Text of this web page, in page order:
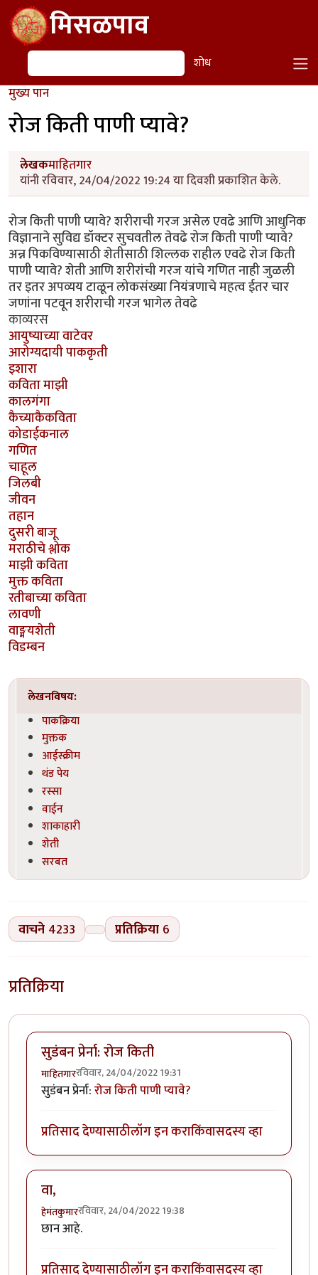
Skip to main contentमिसळपाव
शोध शोध
मुख्य पान
रोज किती पाणी प्यावे?
लेखकमाहितगार
यांनी रविवार, 24/04/2022 19:24 या दिवशी प्रकाशित केले.
रोज किती पाणी प्यावे? शरीराची गरज असेल एवढे आणि आधुनिक
विज्ञानाने सुविद्य डॉक्टर सुचवतील तेवढे रोज किती पाणी प्यावे?
अन्न पिकविण्यासाठी शेतीसाठी शिल्लक राहील एवढे रोज किती
पाणी प्यावे? शेती आणि शरीरांची गरज यांचे गणित नाही जुळली
तर इतर अपव्यय टाळून लोकसंख्या नियंत्रणाचे महत्व ईतर चार
जणांना पटवून शरीराची गरज भागेल तेवढे
काव्यरस
आयुष्याच्या वाटेवर
आरोग्यदायी पाककृती
इशारा
कविता माझी
कालगंगा
कैच्याकैकविता
कोडाईकनाल
गणित
चाहूल
जिलबी
जीवन
तहान
दुसरी बाजू
मराठीचे श्लोक
माझी कविता
मुक्त कविता
रतीबाच्या कविता
लावणी
वाङ्मयशेती
विडम्बन
लेखनविषय:
पाकक्रिया
मुक्तक
आईस्क्रीम
थंड पेय
रस्सा
वाईन
शाकाहारी
शेती
सरबत
वाचने 4233 प्रतिक्रिया 6
प्रतिक्रिया
सुडंबन प्रेर्ना: रोज किती
माहितगाररविवार, 24/04/2022 19:31
सुडंबन प्रेर्ना:रोज किती पाणी प्यावे?
प्रतिसाद देण्यासाठीलॉग इन कराकिंवासदस्य व्हा
वा,
हेमंतकुमाररविवार, 24/04/2022 19:38
छान आहे.
प्रतिसाद देण्यासाठीलॉग इन कराकिंवासदस्य व्हा